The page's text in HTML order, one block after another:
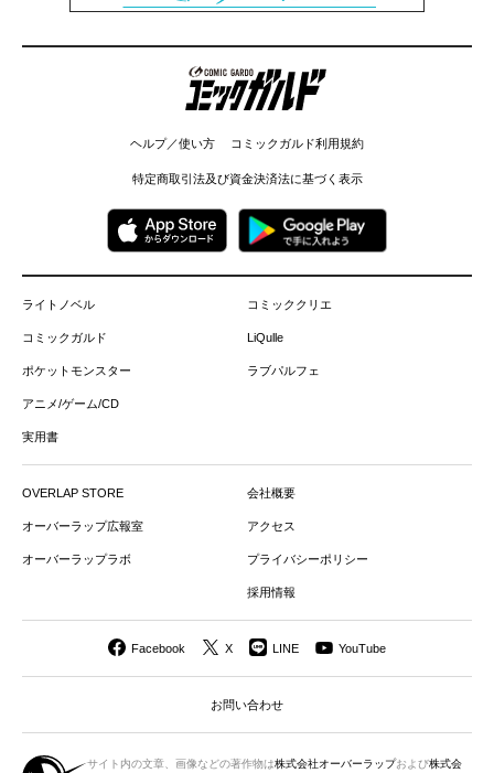
コミックガルド
ヘルプ／使い方 コミックガルド利用規約
特定商取引法及び資金決済法に基づく表示
ライトノベル
コミックガルド
ポケットモンスター
アニメ/ゲーム/CD
実用書
コミッククリエ
LiQulle
ラブパルフェ
OVERLAP STORE
オーバーラップ広報室
オーバーラップラボ
会社概要
アクセス
プライバシーポリシー
採用情報
Facebook X LINE YouTube
お問い合わせ
サイト内の文章、画像などの著作物は株式会社オーバーラップおよび株式会